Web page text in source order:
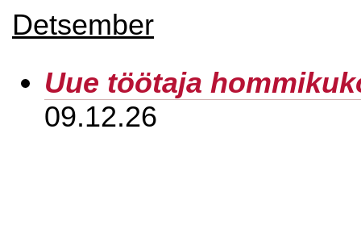
Detsember
Uue töötaja
09.12.26